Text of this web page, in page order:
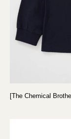
[The Chemical